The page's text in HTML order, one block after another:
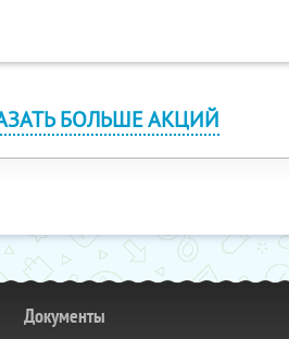
БОЛЬШЕ АКЦИЙ
Документы